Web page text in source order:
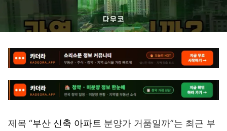
제목 “부산 신축 아파트 분양가 거품일까”는 최근 부